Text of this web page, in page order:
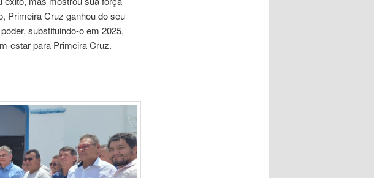
Primeira Cruz ganhou do seu
substituindo-o em 2025,
estar para Primeira Cruz.